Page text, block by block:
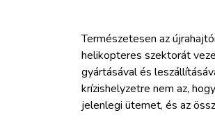
Természetesen az
helikopteres szektorát
gyártásával és
krízishelyzetre nem az,
jelenlegi ütemet, és az